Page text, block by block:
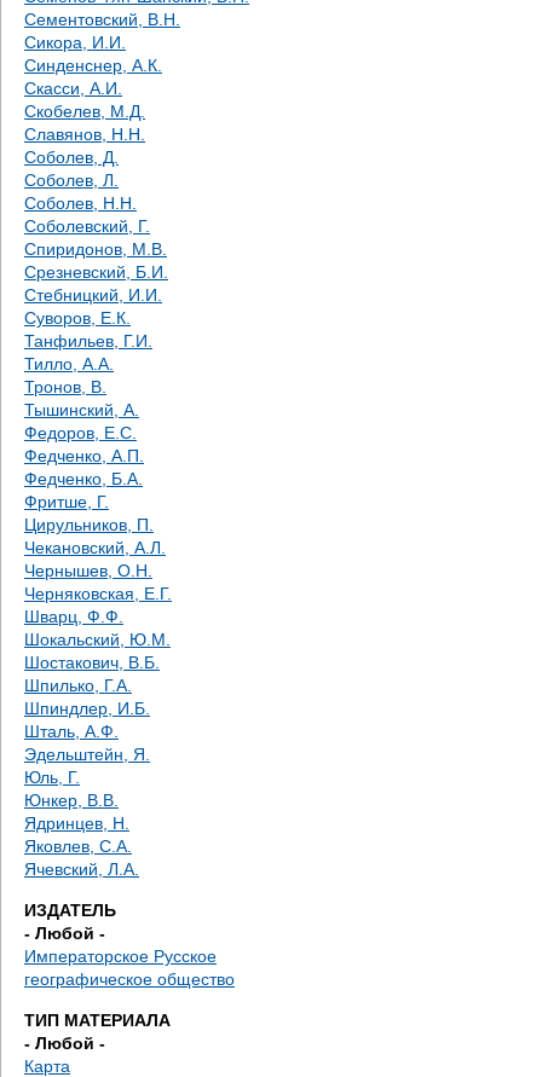
Сементовский, В.Н.
Сикора, И.И.
Синденснер, А.К.
Скасси, А.И.
Скобелев, М.Д.
Славянов, Н.Н.
Соболев, Д.
Соболев, Л.
Соболев, Н.Н.
Соболевский, Г.
Спиридонов, М.В.
Срезневский, Б.И.
Стебницкий, И.И.
Суворов, Е.К.
Танфильев, Г.И.
Тилло, А.А.
Тронов, В.
Тышинский, А.
Федоров, Е.С.
Федченко, А.П.
Федченко, Б.А.
Фритше, Г.
Цирульников, П.
Чекановский, А.Л.
Чернышев, О.Н.
Черняковская, Е.Г.
Шварц, Ф.Ф.
Шокальский, Ю.М.
Шостакович, В.Б.
Шпилько, Г.А.
Шпиндлер, И.Б.
Шталь, А.Ф.
Эдельштейн, Я.
Юль, Г.
Юнкер, В.В.
Ядринцев, Н.
Яковлев, С.А.
Ячевский, Л.А.
ИЗДАТЕЛЬ
- Любой -
Императорское Русское
географическое общество
ТИП МАТЕРИАЛА
- Любой -
Карта